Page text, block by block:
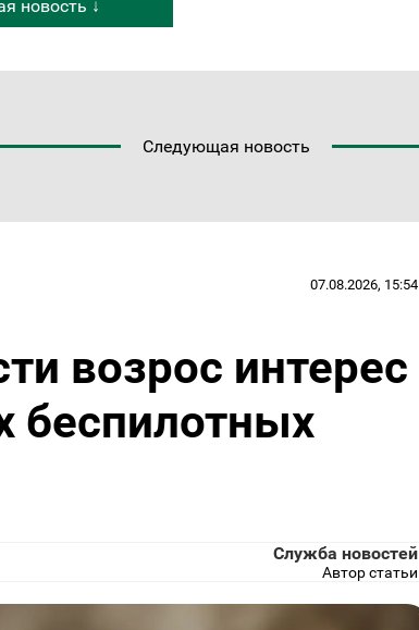
новость ↓
Следующая новость
07.08.2026, 15:54
возрос интерес
беспилотных
Служба новостей
Автор статьи